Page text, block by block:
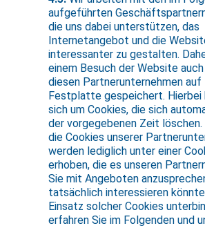
aufgeführten
die uns dabei unterstützen, das
Internetangebot und die
interessanter zu gestalten.
einem Besuch der Website
diesen Partnerunternehmen auf
Festplatte gespeichert. Hierbei
sich um Cookies, die sich
der vorgegebenen Zeit löschen.
die Cookies unserer
werden lediglich unter einer
erhoben, die es unseren
Sie mit Angeboten
tatsächlich interessieren
Einsatz solcher Cookies
erfahren Sie im Folgenden und